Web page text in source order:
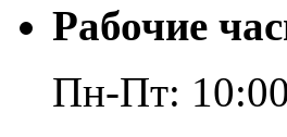
Рабочие
Пн-Пт: